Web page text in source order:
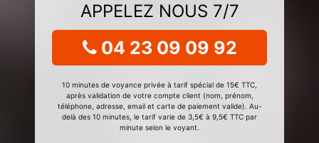
APPELEZ NOUS 7/7
04 23 09 09 92
10 minutes de voyance privée à tarif spécial de 15€ TTC,
après validation de votre compte client (nom, prénom,
téléphone, adresse, email et carte de paiement valide). Au-
delà des 10 minutes, le tarif varie de 3,5€ à 9,5€ TTC par
minute selon le voyant.